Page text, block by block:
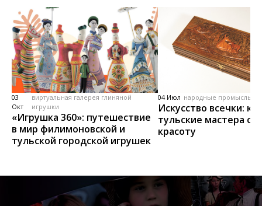
03
Окт
виртуальная галерея глиняной
игрушки
«Игрушка 360»: путешествие
в мир филимоновской и
тульской городской игрушек
04 Июл народные промыслы,
Искусство всечки: как
тульские мастера
красоту